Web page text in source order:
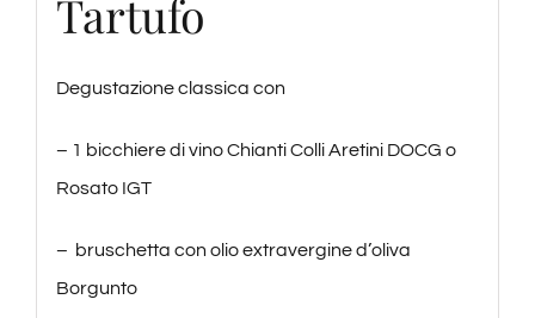
Tartufo
Degustazione classica con
– 1 bicchiere di vino Chianti Colli Aretini DOCG o
Rosato IGT
– bruschetta con olio extravergine d’oliva
Borgunto